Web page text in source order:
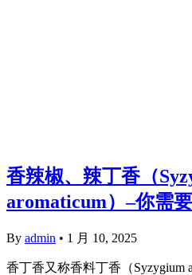
香辣椒、辣丁香（
aromaticum）–你需
By admin • 1 月 10, 2025
香丁香又称香料丁香（Syzygium